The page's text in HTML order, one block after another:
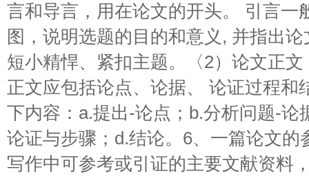
言和导言，用在论文的开头。 引言一
图，说明选题的目的和意义, 并指出
短小精悍、紧扣主题。〈2）论文正
正文应包括论点、论据、 论证过程和
下内容：a.提出-论点；b.分析问题-论
论证与步骤；d.结论。6、一篇论文的
写作中可参考或引证的主要文献资料